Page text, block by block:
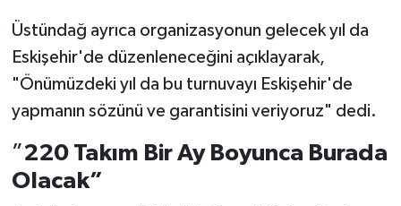
Üstündağ ayrıca organizasyonun gelecek yıl da
Eskişehir'de düzenleneceğini açıklayarak,
"Önümüzdeki yıl da bu turnuvayı Eskişehir'de
yapmanın sözünü ve garantisini veriyoruz" dedi.
”220 Takım Bir Ay Boyunca Burada
Olacak”